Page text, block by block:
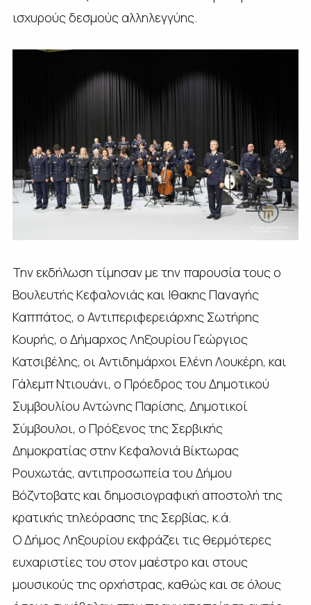
ισχυρούς δεσμούς αλληλεγγύης.
Την εκδήλωση τίμησαν με την παρουσία τους ο
Βουλευτής Κεφαλονιάς και Ιθακης Παναγής
Καππάτος, ο Αντιπεριφερειάρχης Σωτήρης
Κουρής, ο Δήμαρχος Ληξουρίου Γεώργιος
Κατσιβέλης, οι Αντιδημάρχοι Ελένη Λουκέρη, και
Γάλεμπ Ντιουάνι, ο Πρόεδρος του Δημοτικού
Συμβουλίου Αντώνης Παρίσης, Δημοτικοί
Σύμβουλοι, ο Πρόξενος της Σερβικής
Δημοκρατίας στην Κεφαλονιά Βίκτωρας
Ρουχωτάς, αντιπροσωπεία του Δήμου
Βόζντοβατς και δημοσιογραφική αποστολή της
κρατικής τηλεόρασης της Σερβίας, κ.ά.
Ο Δήμος Ληξουρίου εκφράζει τις θερμότερες
ευχαριστίες του στον μαέστρο και στους
μουσικούς της ορχήστρας, καθώς και σε όλους